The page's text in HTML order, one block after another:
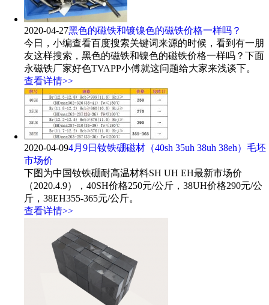
2020-04-27黑色的磁铁和镀镍色的磁铁价格一样吗？
今日，小编查看百度搜索关键词来源的时候，看到有一朋
友这样搜索，黑色的磁铁和镍色的磁铁价格一样吗？下面
永磁铁厂家好色TVAPP小傅就这问题给大家来浅谈下。
查看详情>>
2020-04-094月9日钕铁硼磁材（40sh 35uh 38uh 38eh）毛坯
市场价
下图为中国钕铁硼耐高温材料SH UH EH最新市场价
（2020.4.9），40SH价格250元/公斤，38UH价格290元/公
斤，38EH355-365元/公斤。
查看详情>>